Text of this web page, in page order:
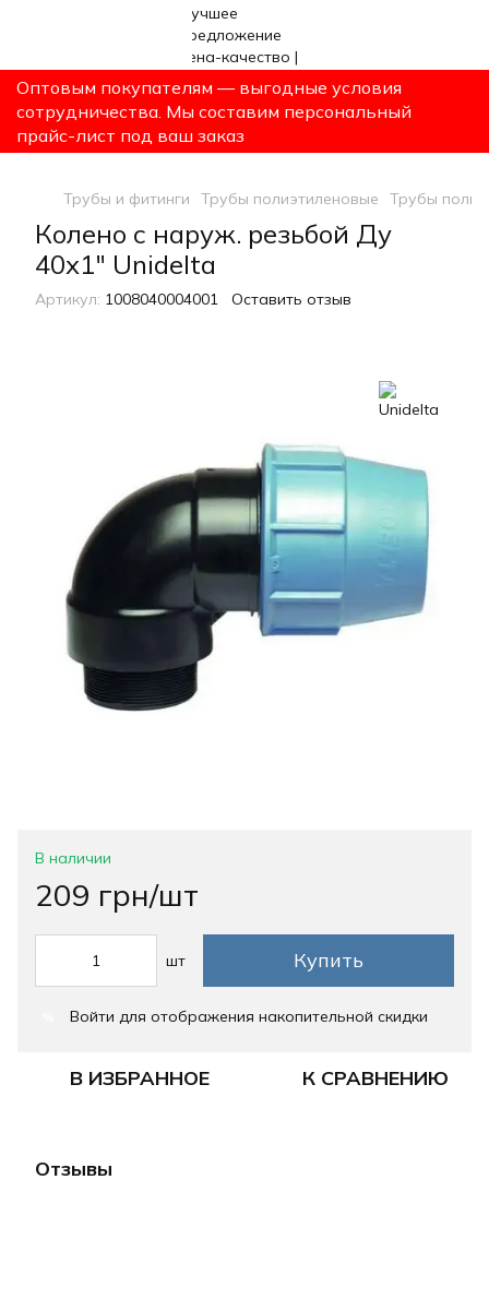
Оптовым покупателям — выгодные условия
сотрудничества. Мы составим персональный
прайс-лист под ваш заказ
Трубы и фитинги Трубы полиэтиленовые Трубы
Колено с наруж. резьбой Ду
40х1" Unidelta
Артикул: 1008040004001 Оставить отзыв
В наличии
209 грн/шт
шт Купить
Войти для отображения накопительной скидки
В ИЗБРАННОЕ К СРАВНЕНИЮ
Отзывы